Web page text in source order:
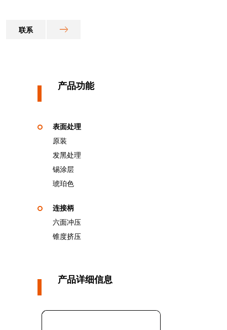
联系
产品功能
表面处理
原装
发黑处理
锡涂层
琥珀色
连接柄
六面冲压
锥度挤压
产品详细信息